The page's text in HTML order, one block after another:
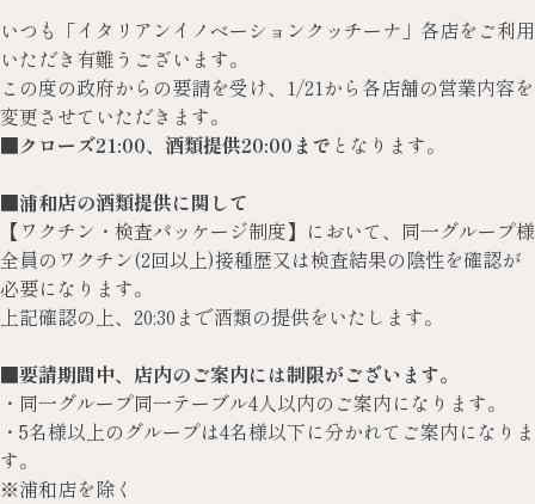
いつも「イタリアンイノベーションクッチーナ」各店をご利用
いただき有難うございます。
この度の政府からの要請を受け、1/21から各店舗の営業内容を
変更させていただきます。
■クローズ21:00、酒類提供20:00まで となります。
■浦和店の酒類提供に関して
【ワクチン・検査パッケージ制度】において、同一グループ様
全員のワクチン(2回以上)接種歴又は検査結果の陰性を確認が
必要になります。
上記確認の上、20:30まで酒類の提供をいたします。
■要請期間中、店内のご案内には制限がございます。
・同一グループ同一テーブル4人以内のご案内になります。
・5名様以上のグループは4名様以下に分かれてご案内になりま
す。
※浦和店を除く